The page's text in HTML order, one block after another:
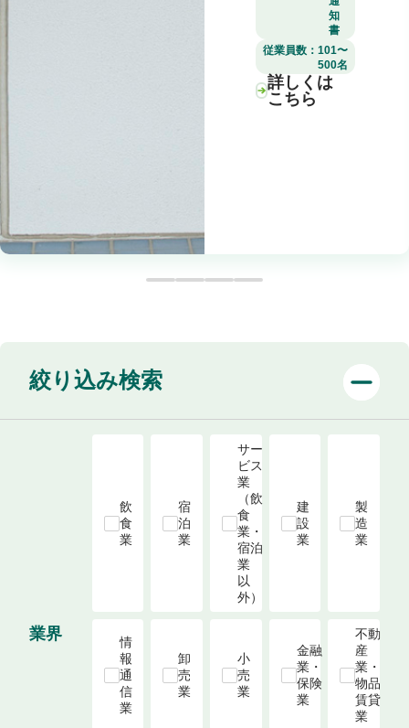
知
書
従業員数： 101〜
500名
詳しくは
こちら
絞り込み検索
業界
飲
食
業
宿
泊
業
サー
ビス
業
（飲
食
業・
宿泊
業
以
外）
建
設
業
製
造
業
情
報
通
信
業
卸
売
業
小
売
業
金融
業・
保険
業
不動
産
業・
物品
賃貸
業